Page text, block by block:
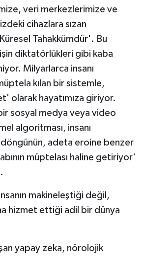
veri merkezlerimize ve
cihazlara sızan
Tahakkümdür'. Bu
diktatörlükleri gibi kaba
Milyarlarca insanı
kılan bir sistemle,
olarak hayatımıza giriyor.
sosyal medya veya video
algoritması, insanı
döngünün, adeta eroine benzer
müptelası haline getiriyor'
makineleştiği değil,
hizmet ettiği adil bir dünya
yapay zeka, nörolojik